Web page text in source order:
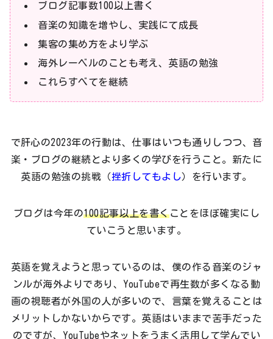
ブログ記事数100以上書く
音楽の知識を増やし、実践にて成長
集客の集め方をより学ぶ
海外レーベルのことも考え、英語の勉強
これらすべてを継続
で肝心の2023年の行動は、仕事はいつも通りしつつ、音
楽・ブログの継続とより多くの学びを行うこと。新たに
英語の勉強の挑戦（挫折してもよし）を行います。
ブログは今年の100記事以上を書くことをほぼ確実にし
ていこうと思います。
英語を覚えようと思っているのは、僕の作る音楽のジャ
ンルが海外よりであり、YouTubeで再生数が多くなる動
画の視聴者が外国の人が多いので、言葉を覚えることは
メリットしかないからです。英語はいままで苦手だった
のですが、YouTubeやネットをうまく活用して学んでい